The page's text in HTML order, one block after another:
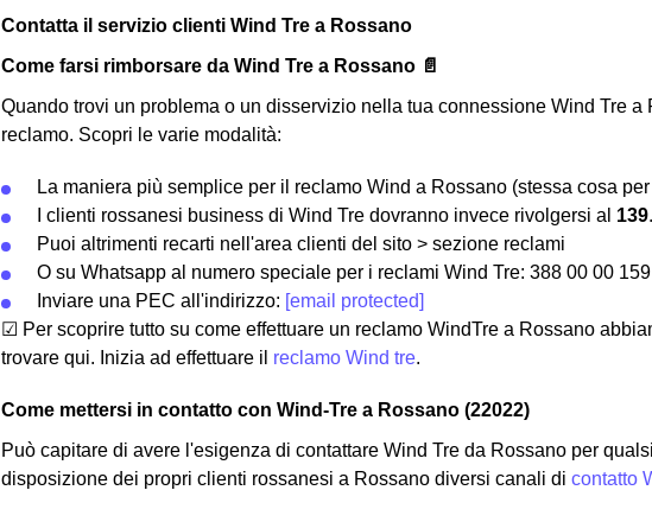
Contatta il servizio clienti Wind Tre a Rossano
Come farsi rimborsare da Wind Tre a Rossano 📄
Quando trovi un problema o un disservizio nella tua connessione Wind Tre a
reclamo. Scopri le varie modalità:
La maniera più semplice per il reclamo Wind a Rossano (stessa cosa
I clienti rossanesi business di Wind Tre dovranno invece rivolgersi al 139.
Puoi altrimenti recarti nell'area clienti del sito > sezione reclami
O su Whatsapp al numero speciale per i reclami Wind Tre: 388 00 00 159
Inviare una PEC all'indirizzo: [email protected]
☑ Per scoprire tutto su come effettuare un reclamo WindTre a Rossano
trovare qui. Inizia ad effettuare il reclamo Wind tre.
Come mettersi in contatto con Wind-Tre a Rossano (22022)
Può capitare di avere l'esigenza di contattare Wind Tre da Rossano per
disposizione dei propri clienti rossanesi a Rossano diversi canali di contatto